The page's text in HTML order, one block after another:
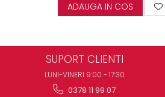
ADAUGA IN COS
SUPORT CLIENTI
LUNI-VINERI 9:00 - 17:30
0378 11 99 07